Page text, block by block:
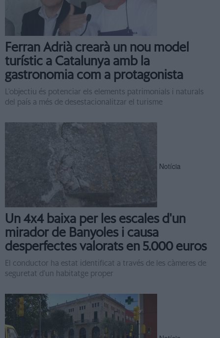
Ferran Adrià crearà un nou model
turístic a Catalunya amb la
gastronomia com a protagonista
L'objectiu és potenciar els elements patrimonials i naturals
del país a més de desestacionalitzar el turisme
Notícia
Un 4x4 baixa per les escales d'un
mirador de Banyoles i causa
desperfectes valorats en 5.000 euros
El conductor ha estat identificat a través de les càmeres de
seguretat d'un habitatge proper